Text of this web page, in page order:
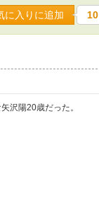
に入りに追加 10
沢陽20歳だった。